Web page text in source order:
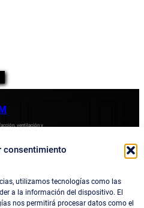
consentimiento
utilizamos tecnologías como las
a la información del dispositivo. El
nos permitirá procesar datos como el
ventilación y
de devoluciones y reembolsos
de privacidad